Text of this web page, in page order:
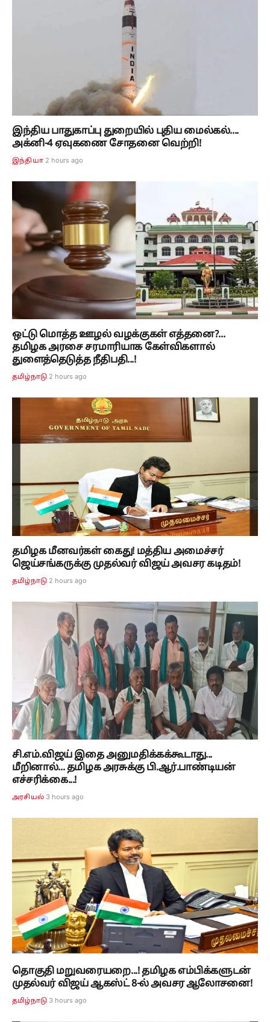
இந்திய பாதுகாப்பு துறையில் புதிய மைல்கல்....
அக்னி-4 ஏவுகணை சோதனை வெற்றி!
இந்தியா 2 hours ago
ஒட்டு மொத்த ஊழல் வழக்குகள் எத்தனை?...
தமிழக அரசை சரமாரியாக கேள்விகளால்
துளைத்தெடுத்த நீதிபதி...!
தமிழ்நாடு 2 hours ago
தமிழக மீனவர்கள் கைது! மத்திய அமைச்சர்
ஜெய்சங்கருக்கு முதல்வர் விஜய் அவசர கடிதம்!
தமிழ்நாடு 2 hours ago
சி.எம்.விஜய் இதை அனுமதிக்கக்கூடாது...
மீறினால்... தமிழக அரசுக்கு பி.ஆர்.பாண்டியன்
எச்சரிக்கை...!
அரசியல் 3 hours ago
தொகுதி மறுவரையறை...! தமிழக எம்பிக்களுடன்
முதல்வர் விஜய் ஆகஸ்ட் 8-ல் அவசர ஆலோசனை!
தமிழ்நாடு 3 hours ago